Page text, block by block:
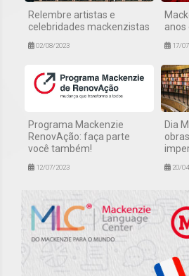
Relembre artistas e
celebridades mackenzistas
02/08/2023
anos
17/
Programa Mackenzie
RenovAção: faça parte
você também!
12/07/2023
Dia
20/